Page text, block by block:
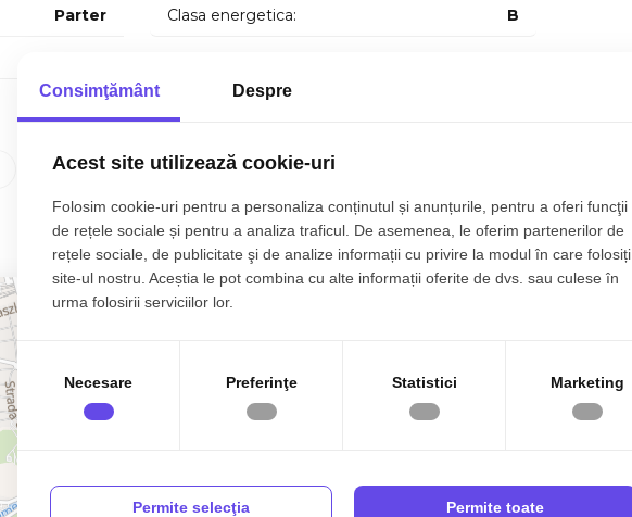
Parter Clasa energetica: B
Consimţământ Despre
Acest site utilizează cookie-uri
Folosim cookie-uri pentru a personaliza conținutul și anunțurile, pentru a oferi funcţii
de rețele sociale și pentru a analiza traficul. De asemenea, le oferim partenerilor de
rețele sociale, de publicitate şi de analize informații cu privire la modul în care folosiți
site-ul nostru. Aceștia le pot combina cu alte informații oferite de dvs. sau culese în
urma folosirii serviciilor lor.
Necesare Preferinţe Statistici Marketing
Permite selecţia Permite toate